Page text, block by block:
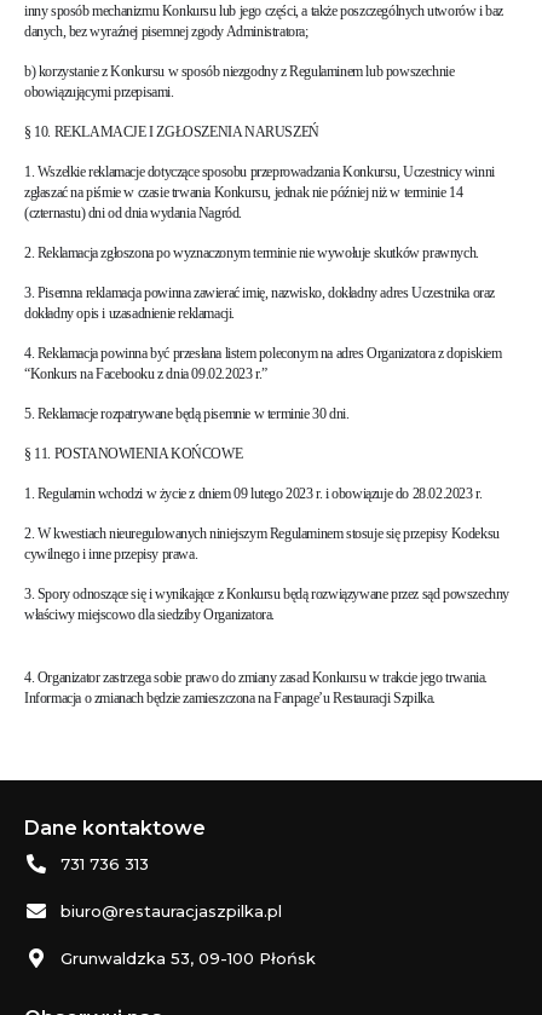
inny sposób mechanizmu Konkursu lub jego części, a także poszczególnych utworów i baz
danych, bez wyraźnej pisemnej zgody Administratora;
b) korzystanie z Konkursu w sposób niezgodny z Regulaminem lub powszechnie
obowiązującymi przepisami.
§ 10. REKLAMACJE I ZGŁOSZENIA NARUSZEŃ
1. Wszelkie reklamacje dotyczące sposobu przeprowadzania Konkursu, Uczestnicy winni
zgłaszać na piśmie w czasie trwania Konkursu, jednak nie później niż w terminie 14
(czternastu) dni od dnia wydania Nagród.
2. Reklamacja zgłoszona po wyznaczonym terminie nie wywołuje skutków prawnych.
3. Pisemna reklamacja powinna zawierać imię, nazwisko, dokładny adres Uczestnika oraz
dokładny opis i uzasadnienie reklamacji.
4. Reklamacja powinna być przesłana listem poleconym na adres Organizatora z dopiskiem
“Konkurs na Facebooku z dnia 09.02.2023 r.”
5. Reklamacje rozpatrywane będą pisemnie w terminie 30 dni.
§ 11. POSTANOWIENIA KOŃCOWE
1. Regulamin wchodzi w życie z dniem 09 lutego 2023 r. i obowiązuje do 28.02.2023 r.
2. W kwestiach nieuregulowanych niniejszym Regulaminem stosuje się przepisy Kodeksu
cywilnego i inne przepisy prawa.
3. Spory odnoszące się i wynikające z Konkursu będą rozwiązywane przez sąd powszechny
właściwy miejscowo dla siedziby Organizatora.
4. Organizator zastrzega sobie prawo do zmiany zasad Konkursu w trakcie jego trwania.
Informacja o zmianach będzie zamieszczona na Fanpage’u Restauracji Szpilka.
Dane kontaktowe
731 736 313
biuro@restauracjaszpilka.pl
Grunwaldzka 53, 09-100 Płońsk